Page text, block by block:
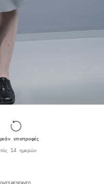
επιστροφές
14 ημερών
RESERVED